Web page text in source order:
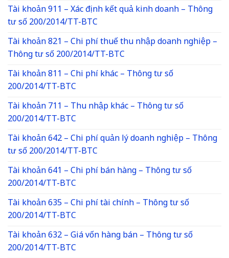
Tài khoản 911 – Xác định kết quả kinh doanh – Thông
tư số 200/2014/TT-BTC
Tài khoản 821 – Chi phí thuế thu nhập doanh nghiệp –
Thông tư số 200/2014/TT-BTC
Tài khoản 811 – Chi phí khác – Thông tư số
200/2014/TT-BTC
Tài khoản 711 – Thu nhập khác – Thông tư số
200/2014/TT-BTC
Tài khoản 642 – Chi phí quản lý doanh nghiệp – Thông
tư số 200/2014/TT-BTC
Tài khoản 641 – Chi phí bán hàng – Thông tư số
200/2014/TT-BTC
Tài khoản 635 – Chi phí tài chính – Thông tư số
200/2014/TT-BTC
Tài khoản 632 – Giá vốn hàng bán – Thông tư số
200/2014/TT-BTC